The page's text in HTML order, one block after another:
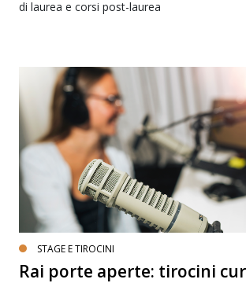
di laurea e corsi post-laurea
STAGE E TIROCINI
Rai porte aperte: tirocini